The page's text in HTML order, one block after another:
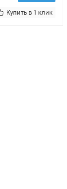
Купить в 1 клик